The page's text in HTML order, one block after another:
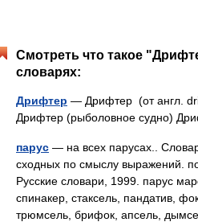
Смотреть что такое
словарях:
Дрифтер — Дрифтер (от англ.
Дрифтер (рыболовное судно)
парус — на всех парусах..
сходных по смыслу выражений.
Русские словари, 1999. парус
спинакер, стаксель, пандатив,
трюмсель, брифок, апсель,